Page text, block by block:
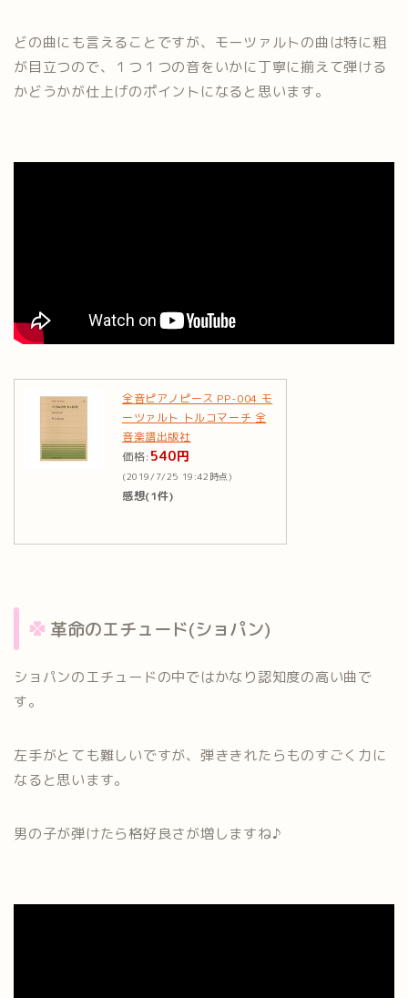
どの曲にも言えることですが、モーツァルトの曲は特に粗
が目立つので、１つ１つの音をいかに丁寧に揃えて弾ける
かどうかが仕上げのポイントになると思います。
全音ピアノピース PP-004 モ
ーツァルト トルコマーチ 全
音楽譜出版社
価格: 540円
(2019/7/25 19:42時点)
感想(1件)
革命のエチュード(ショパン)
ショパンのエチュードの中ではかなり認知度の高い曲で
す。
左手がとても難しいですが、弾ききれたらものすごく力に
なると思います。
男の子が弾けたら格好良さが増しますね♪